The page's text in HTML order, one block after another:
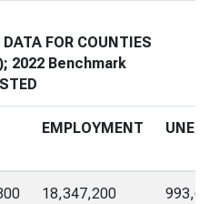
FOR COUNTIES
2022 Benchmark
EMPLOYMENT
18,347,200